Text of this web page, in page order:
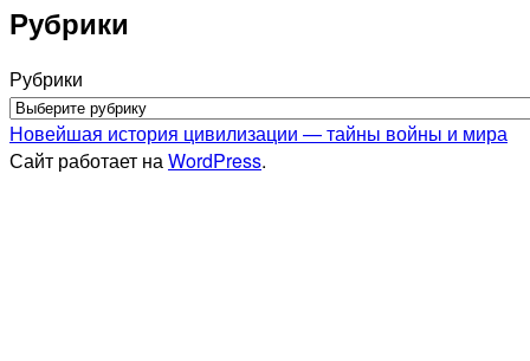
Рубрики
Рубрики
Новейшая история цивилизации — тайны войны и мира
Сайт работает наWordPress.